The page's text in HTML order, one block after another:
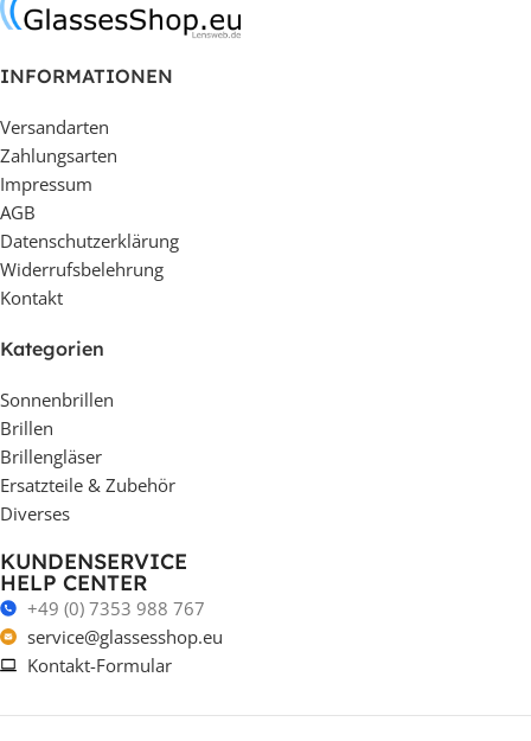
INFORMATIONEN
Versandarten
Zahlungsarten
Impressum
AGB
Datenschutzerklärung
Widerrufsbelehrung
Kontakt
Kategorien
Sonnenbrillen
Brillen
Brillengläser
Ersatzteile & Zubehör
Diverses
KUNDENSERVICE
HELP CENTER
+49 (0) 7353 988 767
service@glassesshop.eu
Kontakt-Formular